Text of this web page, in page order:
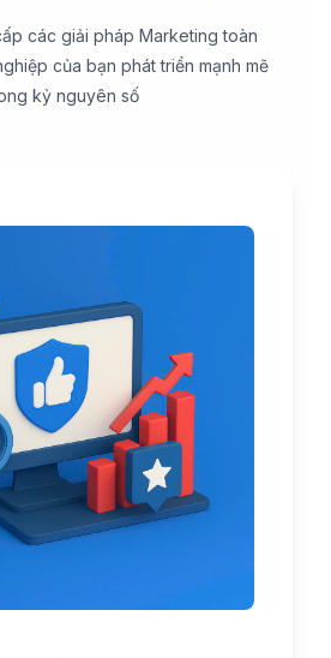
các giải pháp Marketing toàn
của bạn phát triển mạnh mẽ
kỷ nguyên số